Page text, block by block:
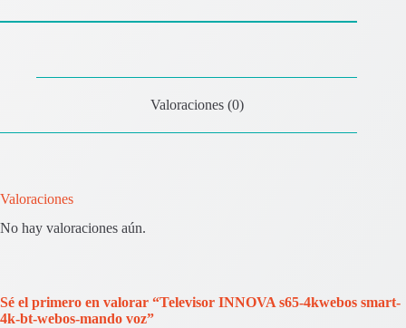
Valoraciones (0)
Valoraciones
No hay valoraciones aún.
Sé el primero en valorar “Televisor INNOVA s65-4kwebos smart-
4k-bt-webos-mando voz”